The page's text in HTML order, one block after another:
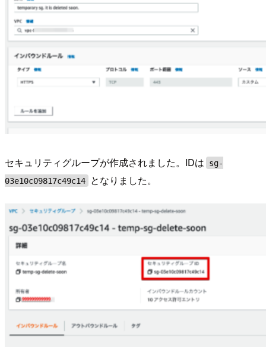
セキュリティグループが作成されました。IDは
sg-
03e10c09817c49c14
となりました。